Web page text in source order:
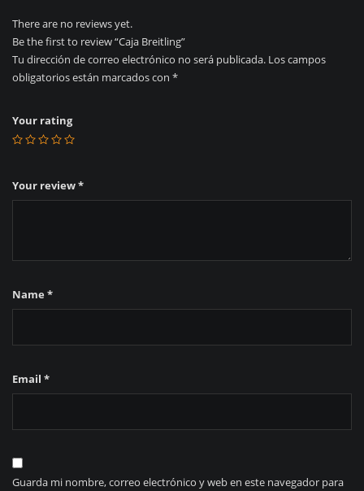
There are no reviews yet.
Be the first to review “Caja Breitling”
Tu dirección de correo electrónico no será publicada. Los campos
obligatorios están marcados con *
Your rating
Your review*
Name *
Email *
Guarda mi nombre, correo electrónico y web en este navegador para